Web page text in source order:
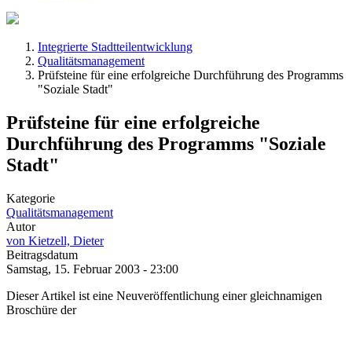
Integrierte Stadtteilentwicklung
Qualitätsmanagement
Prüfsteine für eine erfolgreiche Durchführung des Programms
"Soziale Stadt"
Prüfsteine für eine erfolgreiche
Durchführung des Programms "Soziale
Stadt"
Kategorie
Qualitätsmanagement
Autor
von Kietzell, Dieter
Beitragsdatum
Samstag, 15. Februar 2003 - 23:00
Dieser Artikel ist eine Neuveröffentlichung einer gleichnamigen
Broschüre der